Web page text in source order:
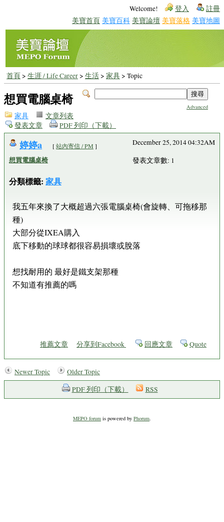
Welcome! 登入 註冊
美寶首頁 美寶百科 美寶論壇 美寶落格 美寶地圖
首頁> 生涯 / Life Career> 生活> 家具> Topic
Advanced
想買電腦桌椅
家具
文章列表
發表文章
PDF 列印（下載）
婷婷a [站內寄信 / PM ]
想買電腦桌椅
分類標籤: 家具
December 25, 2014 04:32AM
發表文章數: 1
我五年來換了大概超過六張電腦桌椅(會旋轉、可拖移那
種)
大部分從IXEA購入
底下移動的球球都很容易損壞或脫落
想找耐用的 最好是鐵支架那種
不知道有推薦的嗎
推薦文章 分享到Facebook 回應文章 Quote
Newer Topic
Older Topic
PDF 列印（下載）
RSS
MEPO forum is powered by Phorum.